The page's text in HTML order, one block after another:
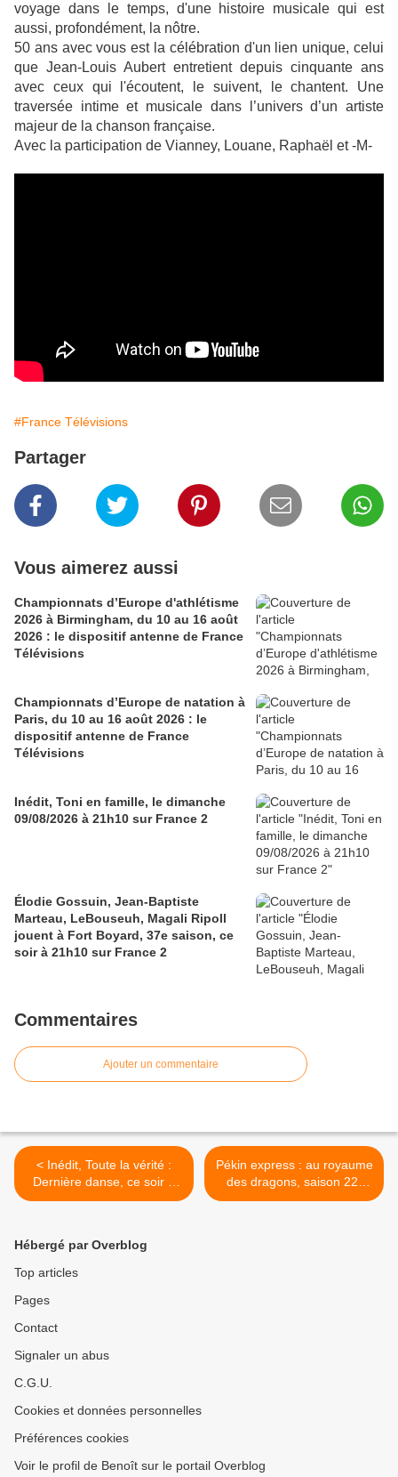
voyage dans le temps, d'une histoire musicale qui est
aussi, profondément, la nôtre.
50 ans avec vous est la célébration d'un lien unique, celui
que Jean-Louis Aubert entretient depuis cinquante ans
avec ceux qui l'écoutent, le suivent, le chantent. Une
traversée intime et musicale dans l’univers d’un artiste
majeur de la chanson française.
Avec la participation de Vianney, Louane, Raphaël et -M-
#France Télévisions
Partager
Vous aimerez aussi
Championnats d’Europe d'athlétisme
2026 à Birmingham, du 10 au 16 août
2026 : le dispositif antenne de France
Télévisions
Championnats d’Europe de natation à
Paris, du 10 au 16 août 2026 : le
dispositif antenne de France
Télévisions
Inédit, Toni en famille, le dimanche
09/08/2026 à 21h10 sur France 2
Élodie Gossuin, Jean-Baptiste
Marteau, LeBouseuh, Magali Ripoll
jouent à Fort Boyard, 37e saison, ce
soir à 21h10 sur France 2
Commentaires
Ajouter un commentaire
< Inédit, Toute la vérité :
Dernière danse, ce soir à
21h00 sur Arte
Pékin express : au royaume
des dragons, saison 22,
étape 6, ce soir à 21h10 sur
Hébergé par Overblog
Top articles
Pages
Contact
Signaler un abus
C.G.U.
Cookies et données personnelles
Préférences cookies
Voir le profil de Benoît sur le portail Overblog